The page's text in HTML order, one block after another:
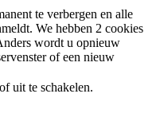
te verbergen en alle
We hebben 2 cookies
wordt u opnieuw
of een nieuw
uit te schakelen.